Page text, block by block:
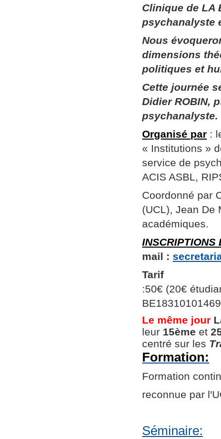
Clinique de LA
psychanalyste
Nous
dimensions
politiques et
Cette journée
Didier ROBIN,
psychanalyste.
Organisé par :
« Institutions »
service de
ACIS ASBL,
Coordonné par
(UCL), Jean De
académiques.
INSCRIPTIONS
mail :
Tarif
:50€ (20€
Le même jour
leur 15ème et
centré sur les
Formation:
Formation
reconnue par
Séminaire: